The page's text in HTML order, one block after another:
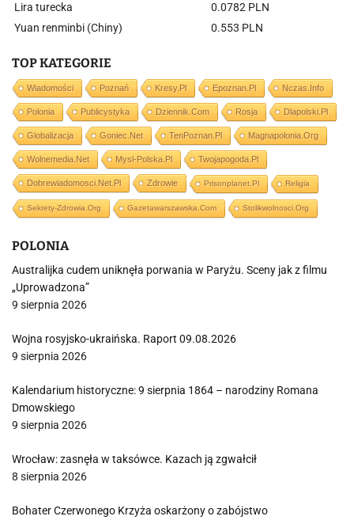
Lira turecka
0.0782 PLN
Yuan renminbi (Chiny)
0.553 PLN
TOP KATEGORIE
Wiadomości Poznań Kresy.pl Epoznan.pl Nczas.info
Polonia Publicystyka Dziennik.com Rosja Dlapolski.pl
Globalizacja Goniec.net TenPoznan.pl Magnapolonia.org
Wolnemedia.net Mysl-Polska.pl Twojapogoda.pl
Dobrewiadomosci.net.pl Zdrowie Prisonplanet.pl Religia
Sekrety-Zdrowia.org Gazetawarszawska.com Stolikwolnosci.org
POLONIA
Australijka cudem uniknęła porwania w Paryżu. Sceny jak z filmu
„Uprowadzona”
9 sierpnia 2026
Wojna rosyjsko-ukraińska. Raport 09.08.2026
9 sierpnia 2026
Kalendarium historyczne: 9 sierpnia 1864 – narodziny Romana
Dmowskiego
9 sierpnia 2026
Wrocław: zasnęła w taksówce. Kazach ją zgwałcił
8 sierpnia 2026
Bohater Czerwonego Krzyża oskarżony o zabójstwo